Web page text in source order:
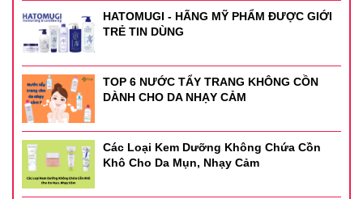
HATOMUGI - HÃNG MỸ PHẨM ĐƯỢC GIỚI
TRẺ TIN DÙNG
TOP 6 NƯỚC TẨY TRANG KHÔNG CỒN
DÀNH CHO DA NHẠY CẢM
Các Loại Kem Dưỡng Không Chứa Cồn
Khô Cho Da Mụn, Nhạy Cảm